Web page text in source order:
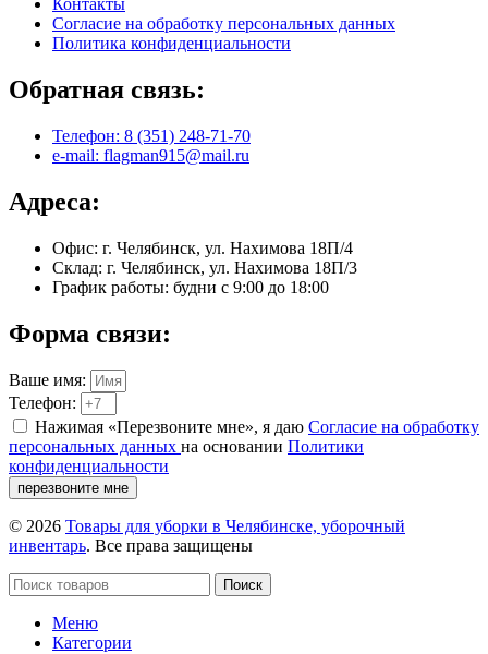
Контакты
Согласие на обработку персональных данных
Политика конфиденциальности
Обратная связь:
Телефон: 8 (351) 248-71-70
e-mail: flagman915@mail.ru
Адреса:
Офис: г. Челябинск, ул. Нахимова 18П/4
Склад: г. Челябинск, ул. Нахимова 18П/3
График работы: будни с 9:00 до 18:00
Форма связи:
Ваше имя:
Телефон:
Нажимая «Перезвоните мне», я даю Согласие на обработку
персональных данных на основании Политики
конфиденциальности
перезвоните мне
© 2026 Товары для уборки в Челябинске, уборочный
инвентарь. Все права защищены
Поиск
Меню
Категории